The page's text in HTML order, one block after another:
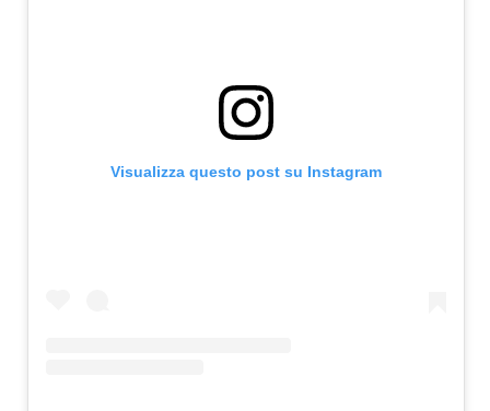
Visualizza questo post su Instagram